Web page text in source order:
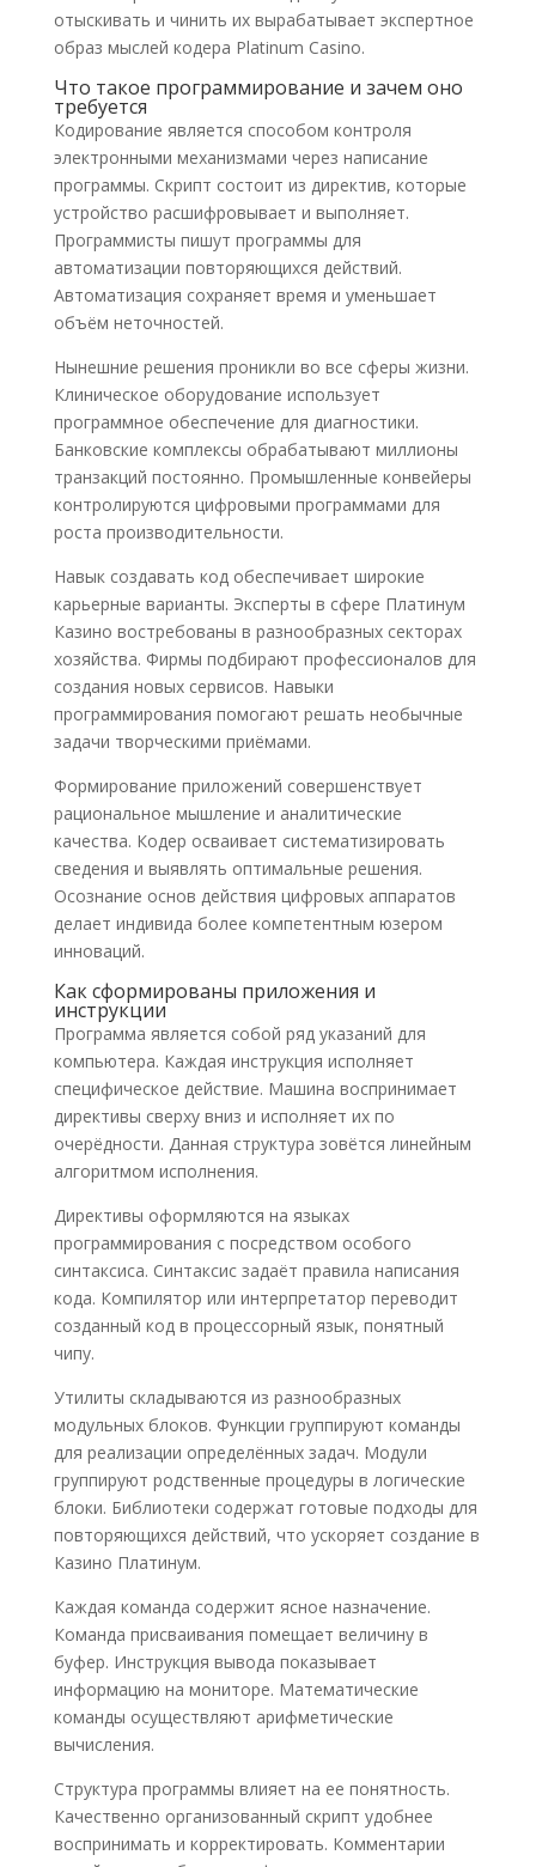
отыскивать и чинить их вырабатывает экспертное
образ мыслей кодера Platinum Casino.
Что такое программирование и зачем оно
требуется
Кодирование является способом контроля
электронными механизмами через написание
программы. Скрипт состоит из директив, которые
устройство расшифровывает и выполняет.
Программисты пишут программы для
автоматизации повторяющихся действий.
Автоматизация сохраняет время и уменьшает
объём неточностей.
Нынешние решения проникли во все сферы жизни.
Клиническое оборудование использует
программное обеспечение для диагностики.
Банковские комплексы обрабатывают миллионы
транзакций постоянно. Промышленные конвейеры
контролируются цифровыми программами для
роста производительности.
Навык создавать код обеспечивает широкие
карьерные варианты. Эксперты в сфере Платинум
Казино востребованы в разнообразных секторах
хозяйства. Фирмы подбирают профессионалов для
создания новых сервисов. Навыки
программирования помогают решать необычные
задачи творческими приёмами.
Формирование приложений совершенствует
рациональное мышление и аналитические
качества. Кодер осваивает систематизировать
сведения и выявлять оптимальные решения.
Осознание основ действия цифровых аппаратов
делает индивида более компетентным юзером
инноваций.
Как сформированы приложения и
инструкции
Программа является собой ряд указаний для
компьютера. Каждая инструкция исполняет
специфическое действие. Машина воспринимает
директивы сверху вниз и исполняет их по
очерёдности. Данная структура зовётся линейным
алгоритмом исполнения.
Директивы оформляются на языках
программирования с посредством особого
синтаксиса. Синтаксис задаёт правила написания
кода. Компилятор или интерпретатор переводит
созданный код в процессорный язык, понятный
чипу.
Утилиты складываются из разнообразных
модульных блоков. Функции группируют команды
для реализации определённых задач. Модули
группируют родственные процедуры в логические
блоки. Библиотеки содержат готовые подходы для
повторяющихся действий, что ускоряет создание в
Казино Платинум.
Каждая команда содержит ясное назначение.
Команда присваивания помещает величину в
буфер. Инструкция вывода показывает
информацию на мониторе. Математические
команды осуществляют арифметические
вычисления.
Структура программы влияет на ее понятность.
Качественно организованный скрипт удобнее
воспринимать и корректировать. Комментарии